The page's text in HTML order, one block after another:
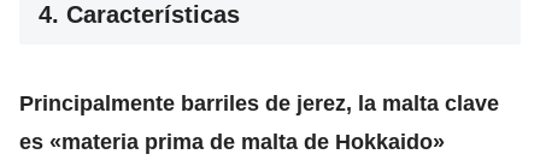
4. Características
Principalmente barriles de jerez, la malta clave
es «materia prima de malta de Hokkaido»